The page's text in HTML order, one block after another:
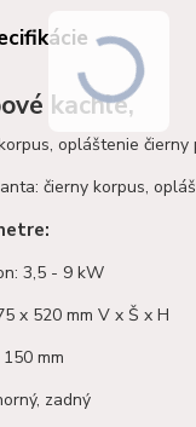
kachle,
opláštenie čierny
čierny korpus,
3,5 - 9 kW
x 520 mm V x Š x H
mm
zadný